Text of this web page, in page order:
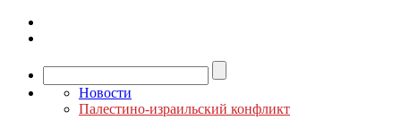
Новости
Палестино-израильский конфликт